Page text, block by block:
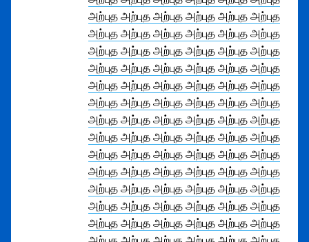
அற்புத அற்புத அற்புத அற்புத அற்புத அற்புத
அற்புத அற்புத அற்புத அற்புத அற்புத அற்புத
அற்புத அற்புத அற்புத அற்புத அற்புத அற்புத
அற்புத அற்புத அற்புத அற்புத அற்புத அற்புத
அற்புத அற்புத அற்புத அற்புத அற்புத அற்புத
அற்புத அற்புத அற்புத அற்புத அற்புத அற்புத
அற்புத அற்புத அற்புத அற்புத அற்புத அற்புத
அற்புத அற்புத அற்புத அற்புத அற்புத அற்புத
அற்புத அற்புத அற்புத அற்புத அற்புத அற்புத
அற்புத அற்புத அற்புத அற்புத அற்புத அற்புத
அற்புத அற்புத அற்புத அற்புத அற்புத அற்புத
அற்புத அற்புத அற்புத அற்புத அற்புத அற்புத
அற்புத அற்புத அற்புத அற்புத அற்புத அற்புத